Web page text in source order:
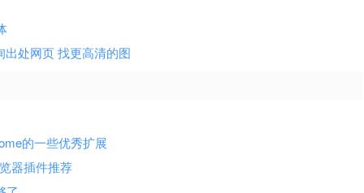
处网页 找更高清的图
的一些优秀扩展
器插件推荐